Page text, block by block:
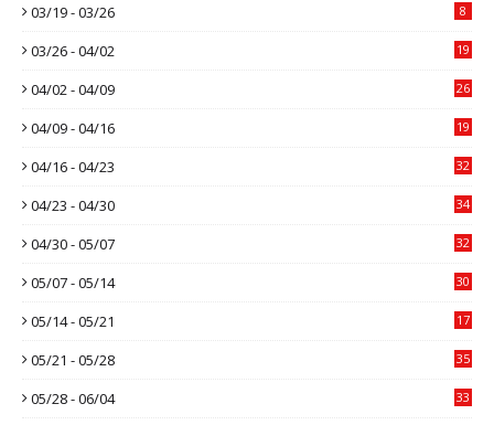
03/19 - 03/26 8
03/26 - 04/02 19
04/02 - 04/09 26
04/09 - 04/16 19
04/16 - 04/23 32
04/23 - 04/30 34
04/30 - 05/07 32
05/07 - 05/14 30
05/14 - 05/21 17
05/21 - 05/28 35
05/28 - 06/04 33